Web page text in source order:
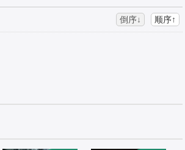
倒序↓ 顺序↑